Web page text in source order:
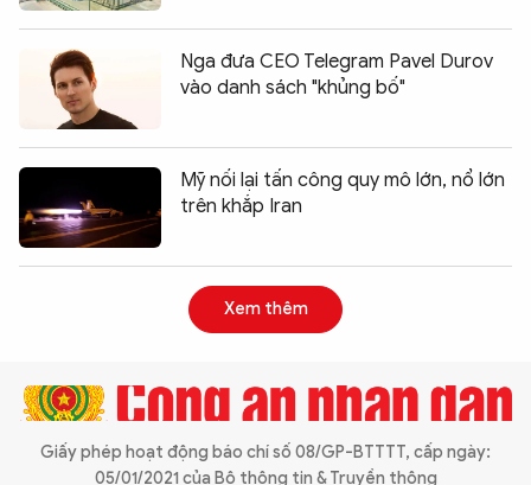
Nga đưa CEO Telegram Pavel Durov
vào danh sách "khủng bố"
Mỹ nối lại tấn công quy mô lớn, nổ lớn
trên khắp Iran
Xem thêm
Giấy phép hoạt động báo chí số 08/GP-BTTTT, cấp ngày:
05/01/2021 của Bộ thông tin & Truyền thông